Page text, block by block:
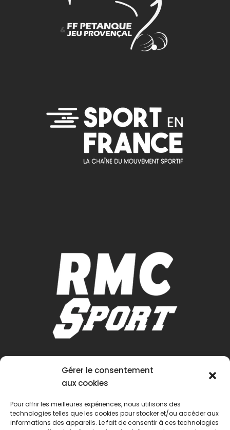
Gérer le consentement
aux cookies
Pour offrir les meilleures expériences, nous utilisons des
technologies telles que les cookies pour stocker et/ou accéder aux
informations des appareils. Le fait de consentir à ces technologies